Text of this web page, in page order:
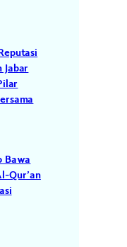
Bawa
Qur’an